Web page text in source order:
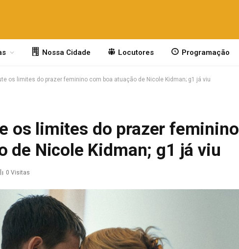
Nossa Cidade Locutores Programação
os limites do prazer feminino com boa atuação de Nicole Kidman; g1 já viu
os limites do prazer feminino
de Nicole Kidman; g1 já viu
0 Visitas